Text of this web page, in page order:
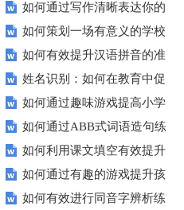
拼写能力？
如何通过写作清晰表达你的
愿望？
如何策划一场有意义的学校
升旗仪式？
如何有效提升汉语拼音的准
确性和流利度？这里有妙招！
姓名识别：如何在教育中促
进个性化学习？
如何通过趣味游戏提高小学
生的拼音水平？
如何通过ABB式词语造句练
习提高孩子的语言表达能力？
如何利用课文填空有效提升
语文成绩？
如何通过有趣的游戏提升孩
子的句子补全技巧？
如何有效进行同音字辨析练